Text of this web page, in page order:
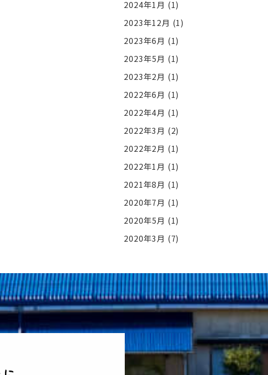
2024年1月 (1)
2023年12月 (1)
2023年6月 (1)
2023年5月 (1)
2023年2月 (1)
2022年6月 (1)
2022年4月 (1)
2022年3月 (2)
2022年2月 (1)
2022年1月 (1)
2021年8月 (1)
2020年7月 (1)
2020年5月 (1)
2020年3月 (7)